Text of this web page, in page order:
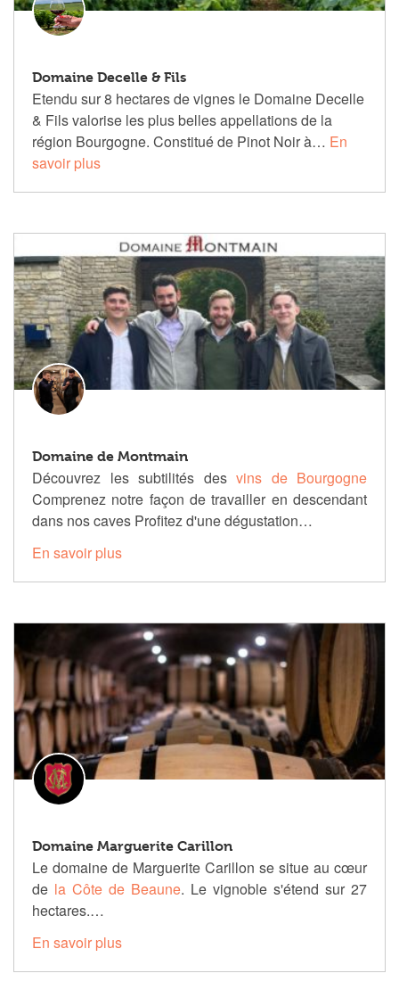
Domaine Decelle & Fils
Etendu sur 8 hectares de vignes le Domaine Decelle
& Fils valorise les plus belles appellations de la
région Bourgogne. Constitué de Pinot Noir à… En
savoir plus
Domaine de Montmain
Découvrez les subtilités des vins de Bourgogne
Comprenez notre façon de travailler en descendant
dans nos caves Profitez d'une dégustation…
En savoir plus
Domaine Marguerite Carillon
Le domaine de Marguerite Carillon se situe au cœur
de la Côte de Beaune. Le vignoble s'étend sur 27
hectares.…
En savoir plus